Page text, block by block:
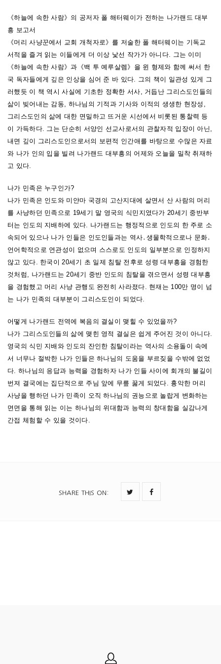
《하늘에 속한 사람》의 공저자 폴 해터웨이가 전하는 나가랜드 대부
흥 보고서
《머리 사냥꾼에서 교회 개척자로》를 저술한 폴 해터웨이는 기독교
서적을 즐겨 읽는 이들에게 더 이상 낯선 작가가 아니다. 그는 이미
《하늘에 속한 사람》과《백 투 예루살렘》을 윈 형제와 함께 써서 한
국 독자들에게 깊은 인상을 심어 준 바 있다. 그의 책이 일관성 있게 그
러했듯 이 책 역시 사실에 기초한 정확한 서사, 거듭난 그리스도인들의
삶이 빚어내는 감동, 하나님의 기적과 기사와 이적의 생생한 현장성,
그리스도인의 삶에 대한 면밀하고 뜨거운 시선에서 비롯된 통찰력 등
이 가득하다. 그는 단순히 서양인 선교사로서의 관찰자적 입장이 아닌,
내면 깊이 그리스도인으로서의 보편적 인간애를 바탕으로 수많은 자료
와 나가 인의 입을 빌려 나가랜드 대부흥의 어제와 오늘을 밀착 취재하
고 있다.
나가 민족은 누구인가?
나가 민족은 인도와 미얀마 국경의 고산지대에 살면서 산 사람의 머리
를 사냥하던 민족으로 19세기 말 영국의 식민지였다가 20세기 중반부
터는 인도의 지배하에 있다. 나가랜드는 행정적으로 인도의 한 주로 소
속되어 있으나 나가 인들은 인도인들과는 역사․생물학적으로나 문화․
언어학적으로 연관성이 없으며 스스로도 인도의 일부분으로 인정하지
않고 있다. 한국이 20세기 초 일제 침탈 전후로 성령 대부흥을 경험한
것처럼, 나가랜드는 20세기 중반 인도의 침탈을 겪으면서 성령 대부흥
을 경험했고 머리 사냥 관행도 완전히 사라졌다. 현재는 100만 명이 넘
는 나가 민족의 대부분이 그리스도인이 되었다.
어떻게 나가랜드 전역에 복음의 결실이 맺힐 수 있었을까?
나가 그리스도인들의 삶에 맺힌 영적 결실은 쉽게 주어진 것이 아니다.
영국의 식민 지배와 인도의 잔인한 침탈이라는 역사의 소용돌이 속에
서 너무나 절박한 나가 인들은 하나님의 도움을 부르짖을 수밖에 없었
다. 하나님의 응답과 능력을 경험하자 나가 인들 사이에 회개의 불길이
번져 결국에는 집단적으로 주님 앞에 무릎 꿇게 되었다. 흉악한 머리
사냥을 행하던 나가 민족이 오직 하나님의 권능으로 놀랍게 변화하는
면면을 통해 읽는 이는 하나님의 위대함과 능력의 창대함을 실감나게
간접 체험할 수 있을 것이다.
SHARE THIS ON :